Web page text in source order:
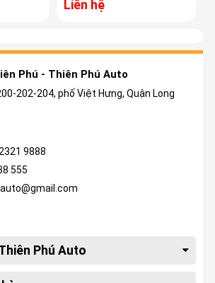
Liên hệ
Phú - Thiên Phú Auto
202-204, phố Việt Hưng, Quận Long
9888
555
Phú Auto